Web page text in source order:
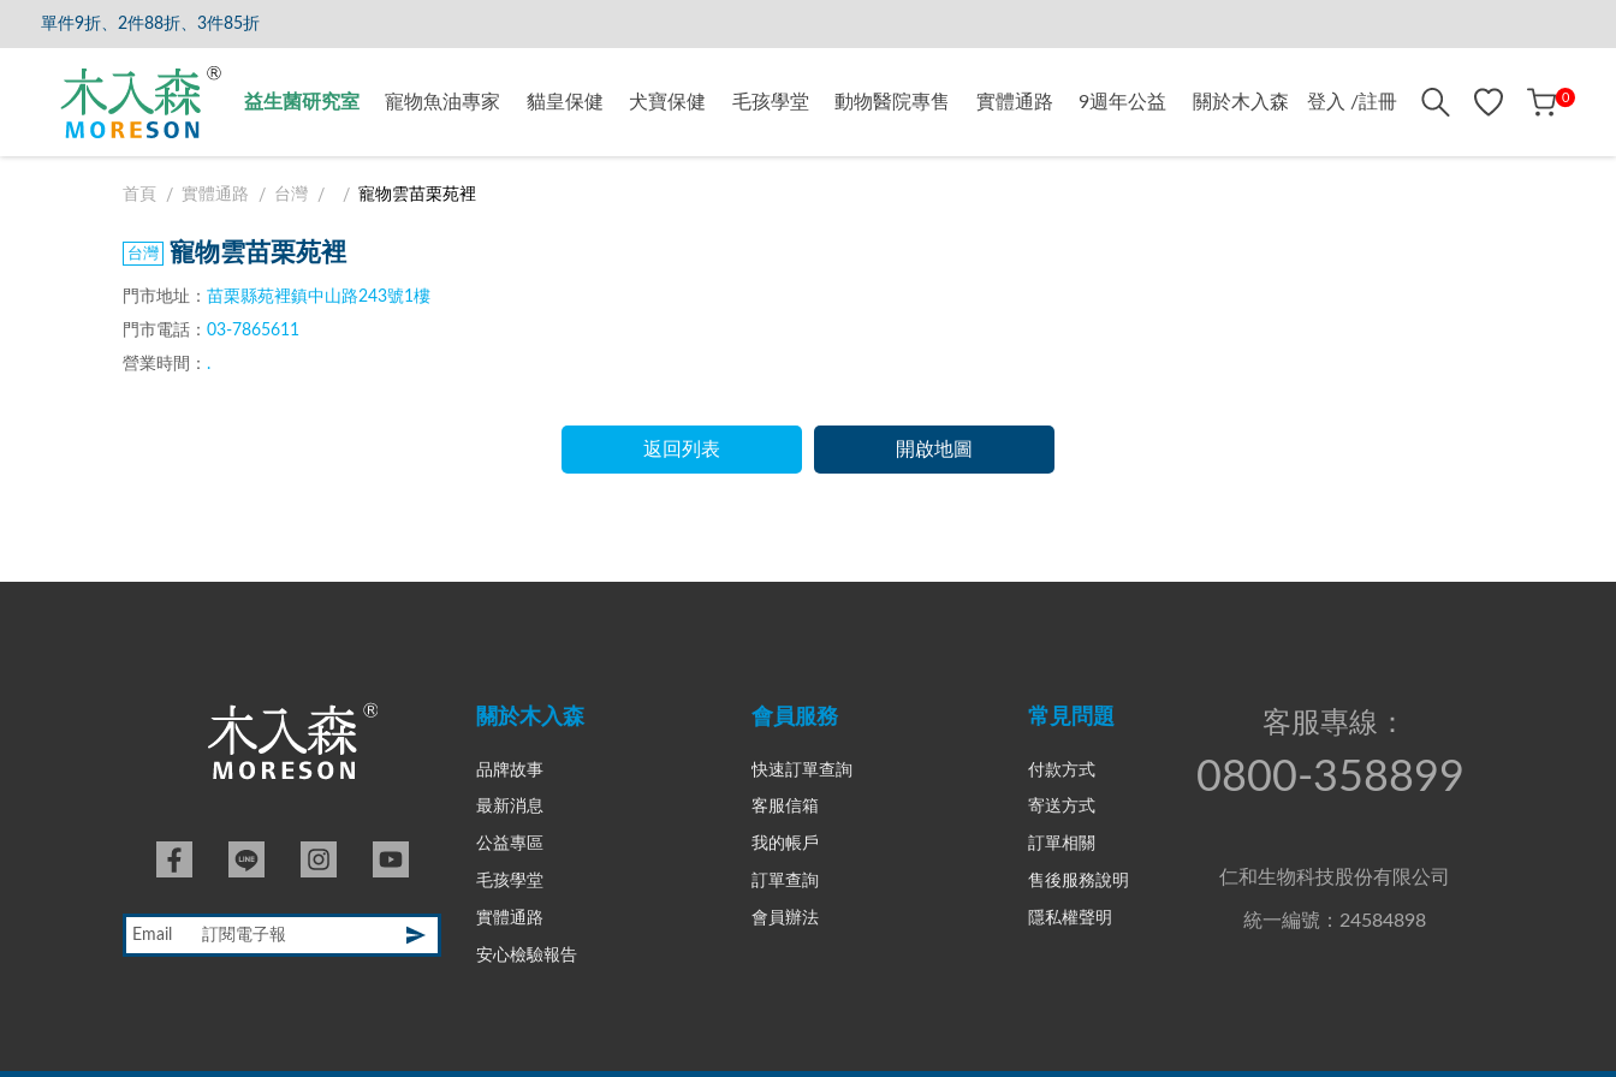
單件9折、2件88折、3件85折
益生菌研究室 寵物魚油專家 貓皇保健 犬寶保健 毛孩學堂 動物醫院專售 實體通路 9週年公益 關於木入森 登入 /註冊 0
首頁 實體通路 台灣 寵物雲苗栗苑裡
寵物雲苗栗苑裡
門市地址： 苗栗縣苑裡鎮中山路243號1樓
門市電話： 03-7865611
營業時間： .
返回列表 開啟地圖
客服專線：
0800-358899
仁和生物科技股份有限公司
統一編號：24584898
關於木入森
品牌故事
最新消息
公益專區
毛孩學堂
實體通路
安心檢驗報告
會員服務
快速訂單查詢
客服信箱
我的帳戶
訂單查詢
會員辦法
常見問題
付款方式
寄送方式
訂單相關
售後服務說明
隱私權聲明
Email